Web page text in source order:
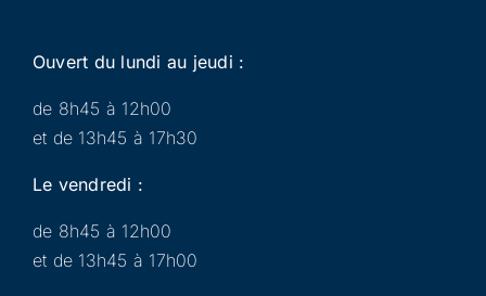
Ouvert du lundi au jeudi :
de 8h45 à 12h00
et de 13h45 à 17h30
Le vendredi :
de 8h45 à 12h00
et de 13h45 à 17h00